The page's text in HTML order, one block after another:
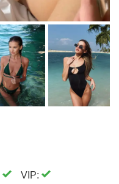
VIP: